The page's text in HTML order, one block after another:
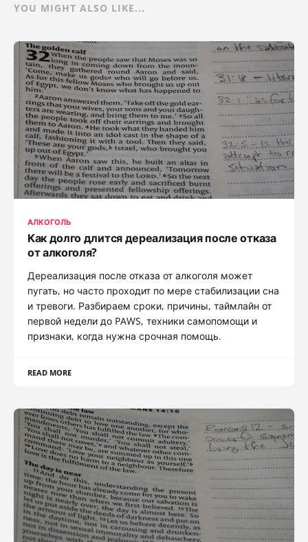
YOU MIGHT ALSO LIKE...
АЛКОГОЛЬ
Как долго длится дереализация после отказа
от алкоголя?
Дереализация после отказа от алкоголя может
пугать, но часто проходит по мере стабилизации сна
и тревоги. Разбираем сроки, причины, таймлайн от
первой недели до PAWS, техники самопомощи и
признаки, когда нужна срочная помощь.
READ MORE